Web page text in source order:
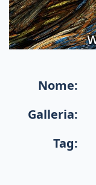
Nome:
Galleria:
Tag: